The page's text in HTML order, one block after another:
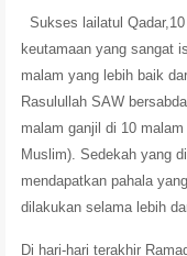
Sukses lailatul
keutamaan yang sangat
malam yang lebih baik
Rasulullah SAW
malam ganjil di 10
Muslim). Sedekah yang
mendapatkan pahala
dilakukan selama lebih
Di hari-hari terakhir